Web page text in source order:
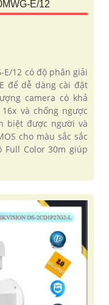
E/12
E/12 có độ phân giải
để dễ dàng cài đặt
camera có khả
và chống ngược
biệt được người và
cho màu sắc sắc
Full Color 30m giúp